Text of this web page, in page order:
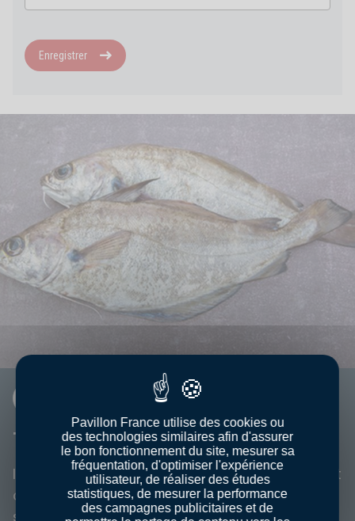
Enregistrer
TACAUD
Irisé et joliment argenté, le tacaud est souvent
confondu avec son cousin le merlan malgré
son petit barbillon au menton.
Pavillon France utilise des cookies ou
des technologies similaires afin d'assurer
le bon fonctionnement du site, mesurer sa
fréquentation, d'optimiser l'expérience
utilisateur, de réaliser des études
statistiques, de mesurer la performance
des campagnes publicitaires et de